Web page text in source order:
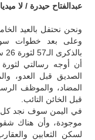
عبدالفتاح حيدرة / لا
وعلى بعد خطوات
الصديق قبل العدو،
المضاد، والموظف
قبل الخائن التائب.
في اليمن سوف نجد كل
موجودة، وأن هناك
لسكن الثعابين